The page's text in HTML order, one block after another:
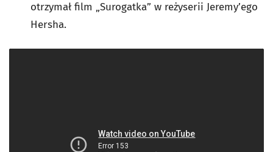
otrzymał film „Surogatka” w reżyserii Jeremy’ego
Hersha.